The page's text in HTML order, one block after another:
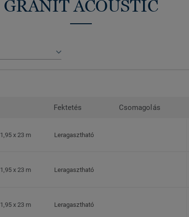
GRANIT ACOUSTIC
Fektetés Csomagolás
x 23 m Leragasztható
x 23 m Leragasztható
x 23 m Leragasztható